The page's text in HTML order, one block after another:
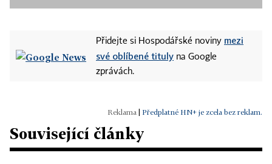
Přidejte si Hospodářské noviny mezi
své oblíbené tituly na Google
zprávách.
Předplatné HN+ je zcela bez reklam.
Související články